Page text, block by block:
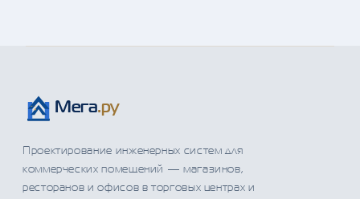
Мега.ру
Проектирование инженерных систем для
коммерческих помещений — магазинов,
ресторанов и офисов в торговых центрах и